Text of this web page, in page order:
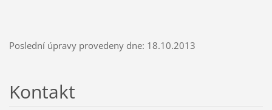
Poslední úpravy provedeny dne: 18.10.2013
Kontakt